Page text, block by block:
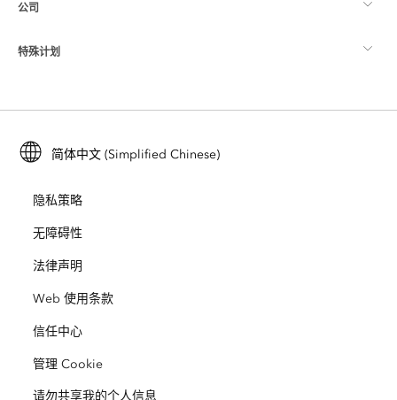
Esri Store
ArcGIS 博客
Esri 年轻专家关系网
什么是 GIS？
位置智能
培训
ArcUser
ArcNews
ArcWatch
Esri 视频
公司
关于 Esri
招贤纳士
开放视野
业务行为准则
特殊计划
ArcGIS for Student Use
保护
教育
种族平等
简体中文 (Simplified Chinese)
隐私策略
无障碍性
法律声明
Web 使用条款
信任中心
管理 Cookie
请勿共享我的个人信息